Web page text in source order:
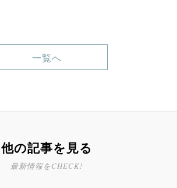
一覧へ
他の記事を見る
最新情報をCHECK!